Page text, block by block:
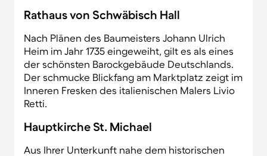
Rathaus von Schwäbisch Hall
Nach Plänen des Baumeisters Johann Ulrich
Heim im Jahr 1735 eingeweiht, gilt es als eines
der schönsten Barockgebäude Deutschlands.
Der schmucke Blickfang am Marktplatz zeigt im
Inneren Fresken des italienischen Malers Livio
Retti.
Hauptkirche St. Michael
Aus Ihrer Unterkunft nahe dem historischen